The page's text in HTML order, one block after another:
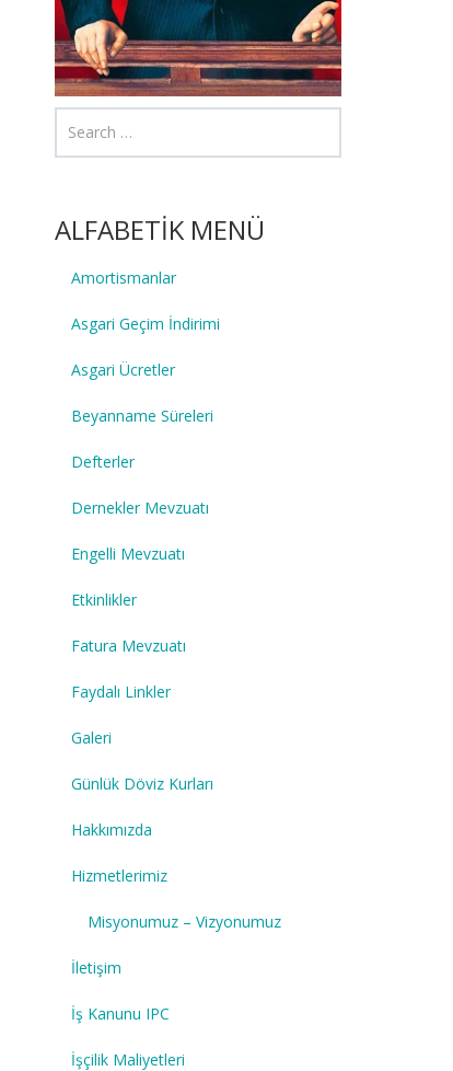
ALFABETİK MENÜ
Amortismanlar
Asgari Geçim İndirimi
Asgari Ücretler
Beyanname Süreleri
Defterler
Dernekler Mevzuatı
Engelli Mevzuatı
Etkinlikler
Fatura Mevzuatı
Faydalı Linkler
Galeri
Günlük Döviz Kurları
Hakkımızda
Hizmetlerimiz
Misyonumuz – Vizyonumuz
İletişim
İş Kanunu IPC
İşçilik Maliyetleri